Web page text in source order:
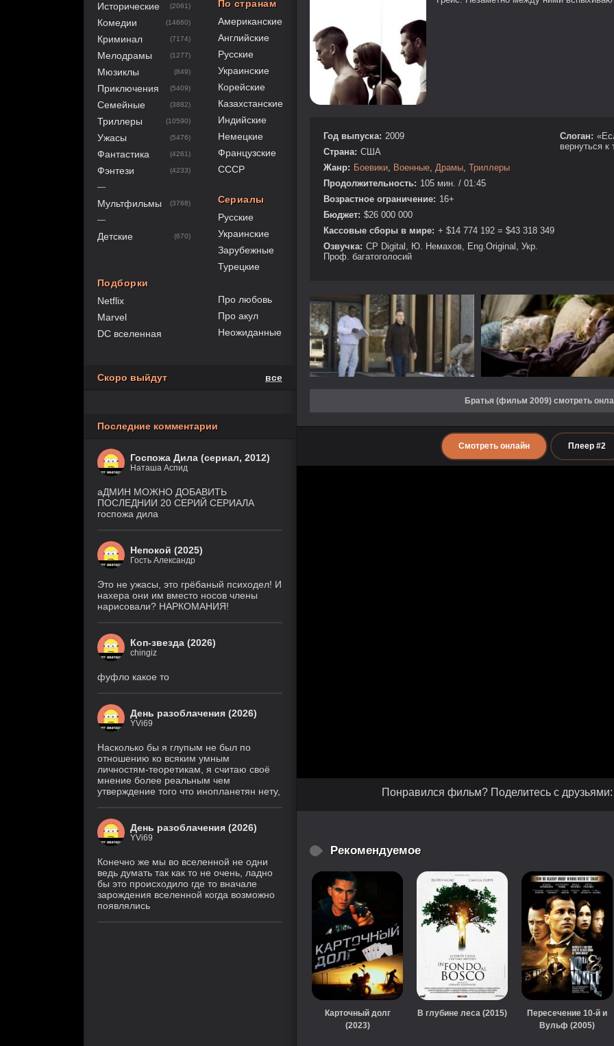
Год выпуска: 2009
Страна: США
Жанр: Боевики Военные Драмы Триллеры
Продолжительность: 105 мин. / 01:45
Возрастное ограничение: 16+
Бюджет: $26 000 000
Кассовые сборы в мире: + $14 774 192 = $43 318 349
Озвучка: CP Digital, Ю. Немахов, Eng.Original, Укр.
Проф. багатоголосий
Слоган:
вернуться к
Братья (фильм 2009) смотреть
Смотреть онлайн Плеер #2
Понравился фильм? Поделитесь с друзьями:
Рекомендуемое
Карточный долг
(2023)
В глубине леса (2015)
Пересечение 10-й и
Вульф (2005)
Исторические (2061)
Комедии (14660)
Криминал (7174)
Мелодрамы (1277)
Мюзиклы (849)
Приключения (5409)
Семейные (3882)
Триллеры (10590)
Ужасы (5476)
Фантастика (4261)
Фэнтези (4233)
—
Мультфильмы (3768)
—
Детские (670)
Подборки
Netflix
Marvel
DC вселенная
По странам
Американские
Английские
Русские
Украинские
Корейские
Казахстанские
Индийские
Немецкие
Французские
СССР
Сериалы
Русские
Украинские
Зарубежные
Турецкие
Про любовь
Про акул
Неожиданные
Скоро выйдут все
Последние комментарии
Госпожа Дила (сериал, 2012)
Наташа Аспид
аДМИН МОЖНО ДОБАВИТЬ
ПОСЛЕДНИИ 20 СЕРИЙ СЕРИАЛА
госпожа дила
Непокой (2025)
Гость Александр
Это не ужасы, это грёбаный психодел! И
нахера они им вместо носов члены
нарисовали? НАРКОМАНИЯ!
Коп-звезда (2026)
chingiz
фуфло какое то
День разоблачения (2026)
YVi69
Насколько бы я глупым не был по
отношению ко всяким умным
личностям-теоретикам, я считаю своё
мнение более реальным чем
утверждение того что инопланетян нету,
День разоблачения (2026)
YVi69
Конечно же мы во вселенной не одни
ведь думать так как то не очень, ладно
бы это происходило где то вначале
зарождения вселенной когда возможно
появлялись